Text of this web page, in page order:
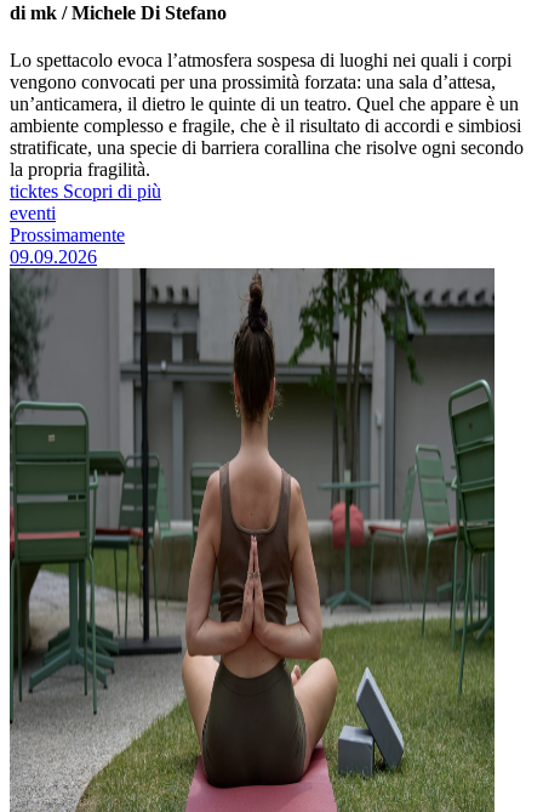
di mk / Michele Di Stefano
Lo spettacolo evoca l’atmosfera sospesa di luoghi nei quali i corpi
vengono convocati per una prossimità forzata: una sala d’attesa,
un’anticamera, il dietro le quinte di un teatro. Quel che appare è un
ambiente complesso e fragile, che è il risultato di accordi e simbiosi
stratificate, una specie di barriera corallina che risolve ogni secondo
la propria fragilità.
ticktes Scopri di più
eventi
Prossimamente
09.09.2026